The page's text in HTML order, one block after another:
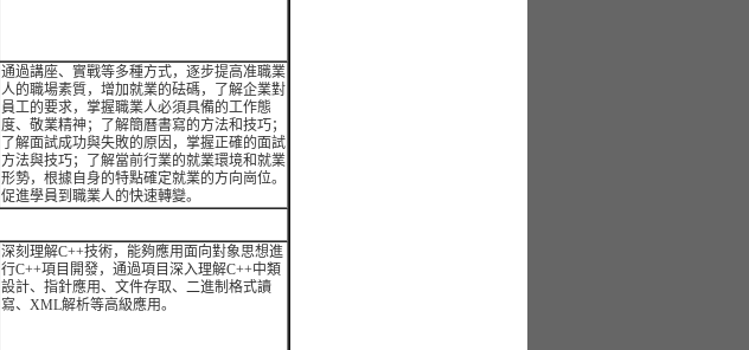
通過講座、實戰等多種方式，逐步提高准職業
人的職場素質，增加就業的砝碼，了解企業對
員工的要求，掌握職業人必須具備的工作態
度、敬業精神；了解簡曆書寫的方法和技巧；
了解面試成功與失敗的原因，掌握正確的面試
方法與技巧；了解當前行業的就業環境和就業
形勢，根據自身的特點確定就業的方向崗位。
促進學員到職業人的快速轉變。
深刻理解C++技術，能夠應用面向對象思想進
行C++項目開發，通過項目深入理解C++中類
設計、指針應用、文件存取、二進制格式讀
寫、XML解析等高級應用。